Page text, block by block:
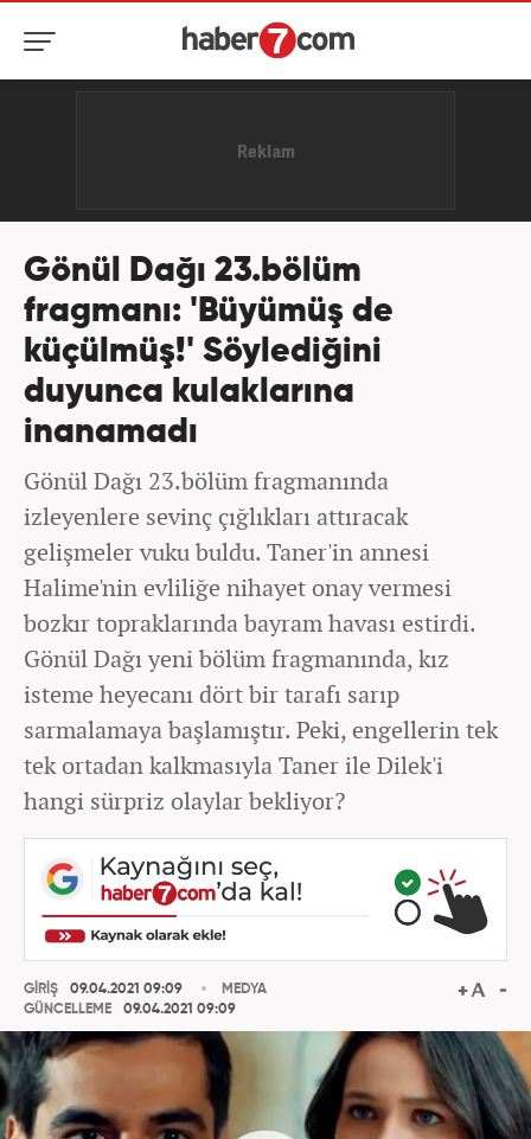
Gönül Dağı 23.bölüm
fragmanı: 'Büyümüş de
küçülmüş!' Söylediğini
duyunca kulaklarına
inanamadı
Gönül Dağı 23.bölüm fragmanında
izleyenlere sevinç çığlıkları attıracak
gelişmeler vuku buldu. Taner'in annesi
Halime'nin evliliğe nihayet onay vermesi
bozkır topraklarında bayram havası estirdi.
Gönül Dağı yeni bölüm fragmanında, kız
isteme heyecanı dört bir tarafı sarıp
sarmalamaya başlamıştır. Peki, engellerin tek
tek ortadan kalkmasıyla Taner ile Dilek'i
hangi sürpriz olaylar bekliyor?
GİRİŞ
09.04.2021 09:09
GÜNCELLEME
09.04.2021 09:09
MEDYA